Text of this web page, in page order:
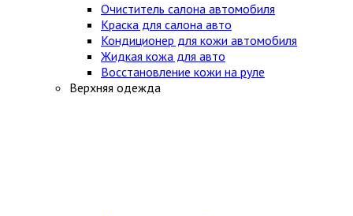
Очиститель салона автомобиля
Краска для салона авто
Кондиционер для кожи автомобиля
Жидкая кожа для авто
Восстановление кожи на руле
Верхняя одежда